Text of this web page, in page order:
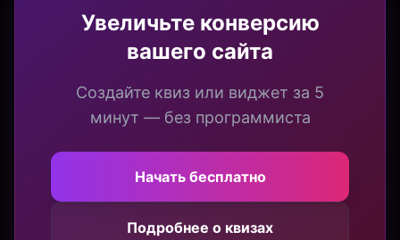
Увеличьте конверсию
вашего сайта
Создайте квиз или виджет за 5
минут — без программиста
Начать бесплатно
Подробнее о квизах